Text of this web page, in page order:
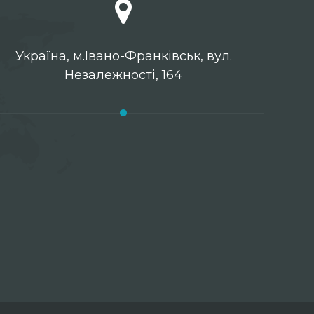
Українa, м.Івано-Франківськ, вул.
Незалежності, 164